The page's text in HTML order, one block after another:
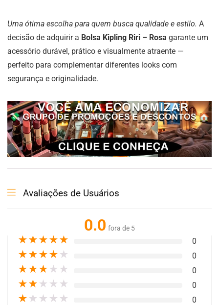
Uma ótima escolha para quem busca qualidade e estilo. A
decisão de adquirir a Bolsa Kipling Riri – Rosa garante um
acessório durável, prático e visualmente atraente —
perfeito para complementar diferentes looks com
segurança e originalidade.
Avaliações de Usuários
0.0 fora de 5
★★★★★ 0
★★★★ ★ 0
★★★ ★ ★ 0
★★ ★ ★ ★ 0
★ ★ ★ ★ ★ 0